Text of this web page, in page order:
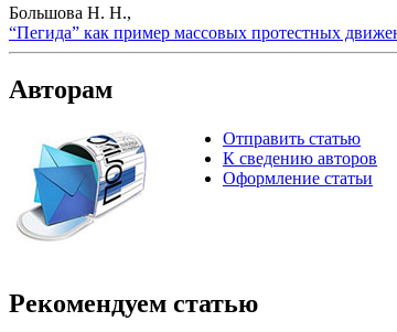
Большова Н. Н.,
“Пегида” как пример массовых протестных
Авторам
Отправить статью
К сведению авторов
Оформление статьи
Рекомендуем статью